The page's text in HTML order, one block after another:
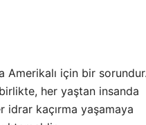
Amerikalı için bir
her yaştan insanda
idrar kaçırma yaşamaya